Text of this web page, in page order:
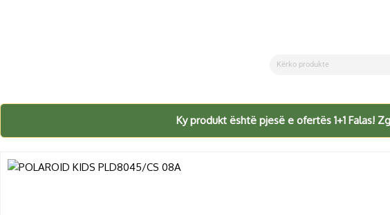
Search
Ky produkt është pjesë e ofertës 1+1 Falas!